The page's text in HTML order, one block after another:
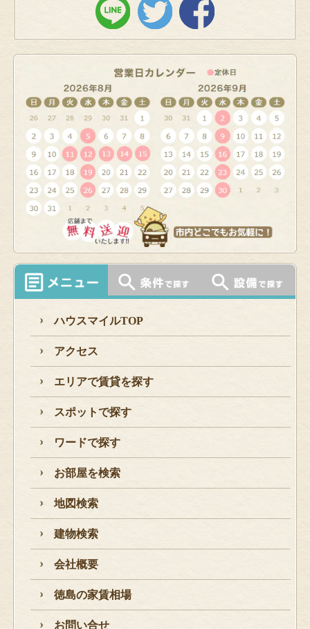
ハウスマイルTOP
アクセス
エリアで賃貸を探す
スポットで探す
ワードで探す
お部屋を検索
地図検索
建物検索
会社概要
徳島の家賃相場
お問い合せ